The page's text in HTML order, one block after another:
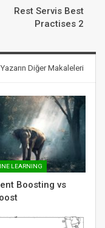
Rest Servis Best
Practises 2
Yazarın Diğer Makaleleri
LEARNING
Boosting vs